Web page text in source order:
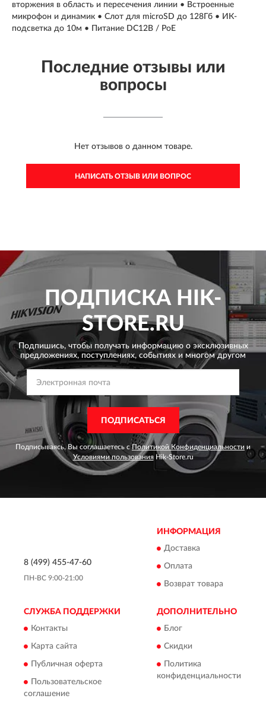
вторжения в область и пересечения линии • Встроенные
микрофон и динамик • Слот для microSD до 128Гб • ИК-
подсветка до 10м • Питание DC12В / PoE
Последние отзывы или
вопросы
Нет отзывов о данном товаре.
НАПИСАТЬ ОТЗЫВ ИЛИ ВОПРОС
ПОДПИСКАHIK-
STORE.RU
Подпишись, чтобы получать информацию о эксклюзивных
предложениях, поступлениях, событиях и многом другом
ПОДПИСАТЬСЯ
Подписываясь, Вы соглашаетесь сПолитикой Конфиденциальности и
Условиями пользованияHik-Store.ru
8 (499) 455-47-60
ПН-ВС 9:00-21:00
ИНФОРМАЦИЯ
Доставка
Оплата
Возврат товара
СЛУЖБА ПОДДЕРЖКИ
Контакты
Карта сайта
Публичная оферта
Пользовательское
соглашение
ДОПОЛНИТЕЛЬНО
Блог
Скидки
Политика
конфиденциальности